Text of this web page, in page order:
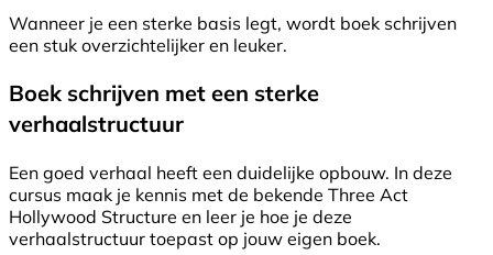
Wanneer je een sterke basis legt, wordt boek schrijven
een stuk overzichtelijker en leuker.
Boek schrijven met een sterke
verhaalstructuur
Een goed verhaal heeft een duidelijke opbouw. In deze
cursus maak je kennis met de bekende Three Act
Hollywood Structure en leer je hoe je deze
verhaalstructuur toepast op jouw eigen boek.